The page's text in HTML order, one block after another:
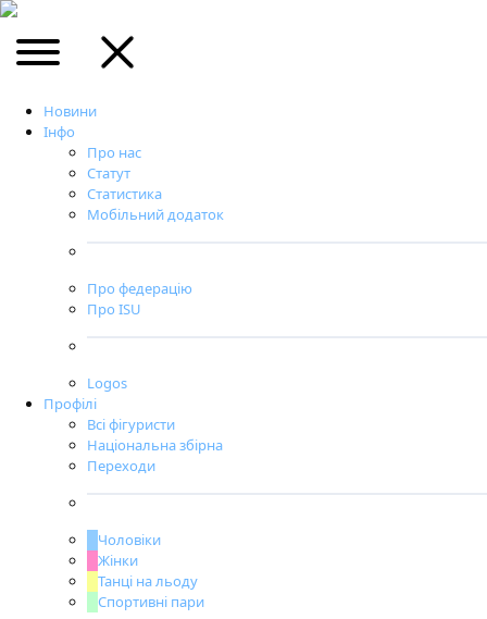
Новини
Інфо
Про нас
Статут
Статистика
Мобільний додаток
Про федерацію
Про ISU
Logos
Профілі
Всі фігуристи
Національна збірна
Переходи
Чоловіки
Жінки
Танці на льоду
Спортивні пари